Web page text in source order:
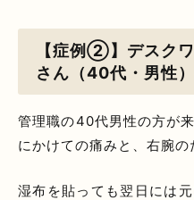
【症例②】デスク
さん（40代・男性
管理職の40代男性の方が
にかけての痛みと、右腕の
湿布を貼っても翌日には